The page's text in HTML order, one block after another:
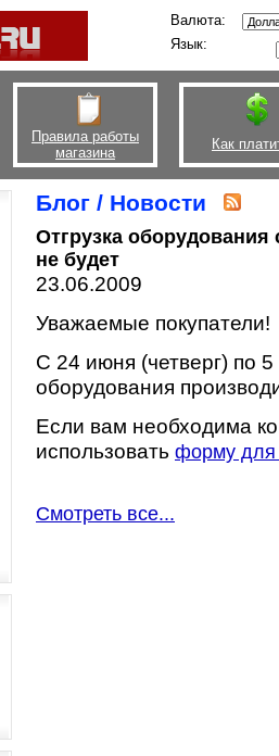
Валюта:
Язык:
Правила работы
магазина
Как
Блог / Новости
Отгрузка
не будет
23.06.2009
Уважаемые покупатели!
С 24 июня (четверг) по
оборудования
Если вам необходима
использовать форму для
Смотреть все...